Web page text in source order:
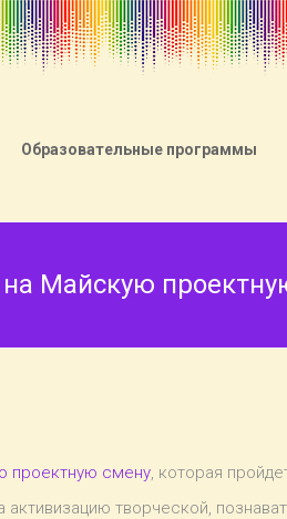
Образовательные программы
на Майскую
проектную смену, которая
творческой,